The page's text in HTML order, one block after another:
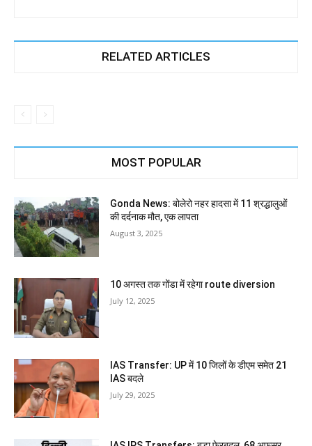
RELATED ARTICLES
MOST POPULAR
Gonda News: बोलेरो नहर हादसा में 11 श्रद्धालुओं
की दर्दनाक मौत, एक लापता
August 3, 2025
10 अगस्त तक गोंडा में रहेगा route diversion
July 12, 2025
IAS Transfer: UP में 10 जिलों के डीएम समेत 21
IAS बदले
July 29, 2025